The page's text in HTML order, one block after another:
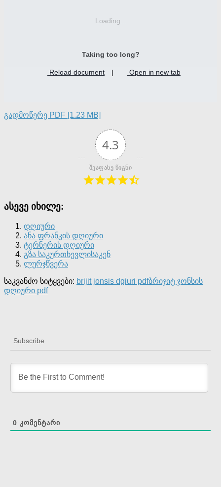
Loading...
Taking too long?
Reload document | Open in new tab
გადმოწერე PDF [1.23 MB]
4.3
შეაფასე წიგნი
ასევე იხილე:
დღიური
ანა ფრანკის დღიური
ტერნერის დღიური
გზა საკურთხევლისაკენ
ლურჯწვერა
საკვანძო სიტყვები: brijit jonsis dgiuri pdfბრიჯიტ ჯონსის
დღიური pdf
Subscribe
0 ᲙᲝᲛᲔᲜᲢᲐᲠᲘ